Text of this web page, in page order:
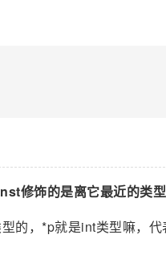
修饰的是离它最近的类
的，*p就是int类型嘛，代